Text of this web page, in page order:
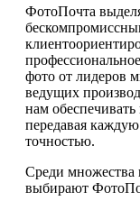
ФотоПочта
фото от лидеров
ведущих
нам
передавая
точностью.
Среди множества
выбирают